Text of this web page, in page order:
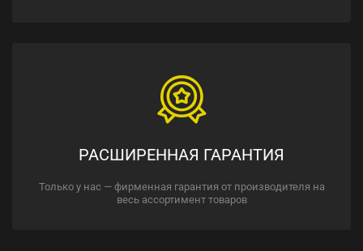
РАСШИРЕННАЯ ГАРАНТИЯ
Только у нас — фирменная гарантия от производителя на
весь ассортимент товаров